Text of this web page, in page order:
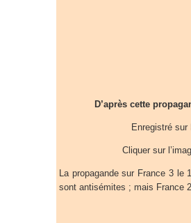
D’après cette
Enregistré
Cliquer sur
La propagande sur France 3 le
sont antisémites ; mais France